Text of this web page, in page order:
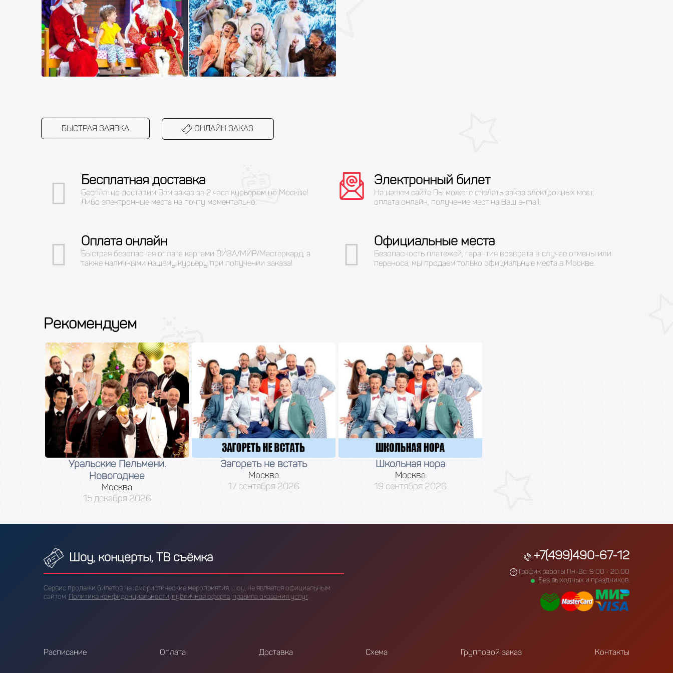
БЫСТРАЯ ЗАЯВКА ОНЛАЙН ЗАКАЗ
Бесплатная доставка
Бесплатно доставим Вам заказ за 2 часа курьером по Москве!
Либо электронные места на почту моментально.
Электронный билет
На нашем сайте Вы можете сделать заказ электронных мест,
оплата онлайн, получение мест на Ваш e-mail!
Оплата онлайн
Быстрая безопасная оплата картами ВИЗА/МИР/Мастеркард, а
также наличными нашему курьеру при получении заказа!
Официальные места
Безопасность платежей, гарантия возврата в случае отмены или
переноса, мы продаем только официальные места в Москве.
Рекомендуем
Уральские Пельмени.
Новогоднее
Москва
15 декабря 2026
Загореть не встать
Москва
17 сентября 2026
Школьная нора
Москва
19 сентября 2026
Шоу, концерты, ТВ съёмка
Сервис продажи билетов на юмористические мероприятия, шоу, не является официальным
сайтом. Политика конфиденциальности, публичная оферта, правила оказания услуг.
+7(499)490-67-12
График работы Пн-Вс: 9:00 - 20:00
Без выходных и праздников.
Расписание Оплата Доставка Схема Групповой заказ Контакты